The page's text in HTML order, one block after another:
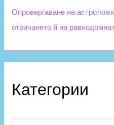
Опровергаване на
отричането й на
Категории